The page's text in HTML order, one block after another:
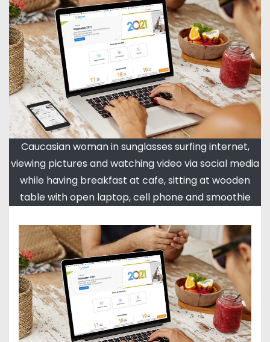
Caucasian woman in sunglasses surfing internet,
viewing pictures and watching video via social media
while having breakfast at cafe, sitting at wooden
table with open laptop, cell phone and smoothie